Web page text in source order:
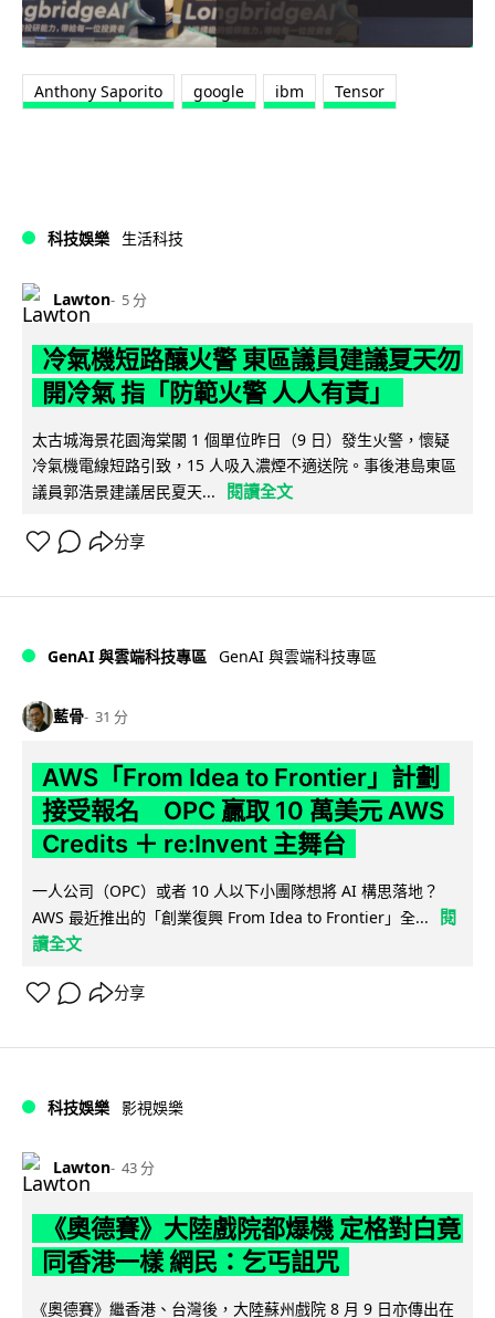
Anthony Saporito google ibm Tensor
科技娛樂 生活科技
Lawton 5 分
冷氣機短路釀火警 東區議員建議夏天勿
開冷氣 指「防範火警 人人有責」
太古城海景花園海棠閣 1 個單位昨日（9 日）發生火警，懷疑
冷氣機電線短路引致，15 人吸入濃煙不適送院。事後港島東區
議員郭浩景建議居民夏天...
閱讀全文
分享
GenAI 與雲端科技專區 GenAI 與雲端科技專區
藍骨 31 分
AWS「From Idea to Frontier」計劃
接受報名 OPC 贏取 10 萬美元 AWS
Credits ＋ re:Invent 主舞台
一人公司（OPC）或者 10 人以下小團隊想將 AI 構思落地？
AWS 最近推出的「創業復興 From Idea to Frontier」全...
閱
讀全文
分享
科技娛樂 影視娛樂
Lawton 43 分
《奧德賽》大陸戲院都爆機 定格對白竟
同香港一樣 網民：乞丐詛咒
《奧德賽》繼香港、台灣後，大陸蘇州戲院 8 月 9 日亦傳出在